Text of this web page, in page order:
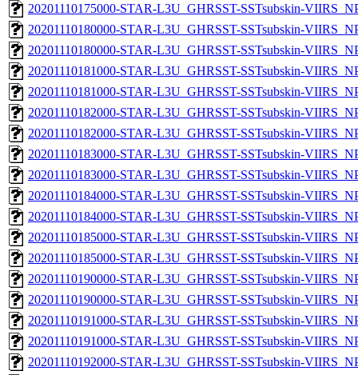
20201110175000-STAR-L3U_GHRSST-SSTsubskin-
20201110180000-STAR-L3U_GHRSST-SSTsubskin-
20201110180000-STAR-L3U_GHRSST-SSTsubskin-
20201110181000-STAR-L3U_GHRSST-SSTsubskin-
20201110181000-STAR-L3U_GHRSST-SSTsubskin-
20201110182000-STAR-L3U_GHRSST-SSTsubskin-
20201110182000-STAR-L3U_GHRSST-SSTsubskin-
20201110183000-STAR-L3U_GHRSST-SSTsubskin-
20201110183000-STAR-L3U_GHRSST-SSTsubskin-
20201110184000-STAR-L3U_GHRSST-SSTsubskin-
20201110184000-STAR-L3U_GHRSST-SSTsubskin-
20201110185000-STAR-L3U_GHRSST-SSTsubskin-
20201110185000-STAR-L3U_GHRSST-SSTsubskin-
20201110190000-STAR-L3U_GHRSST-SSTsubskin-
20201110190000-STAR-L3U_GHRSST-SSTsubskin-
20201110191000-STAR-L3U_GHRSST-SSTsubskin-
20201110191000-STAR-L3U_GHRSST-SSTsubskin-
20201110192000-STAR-L3U_GHRSST-SSTsubskin-